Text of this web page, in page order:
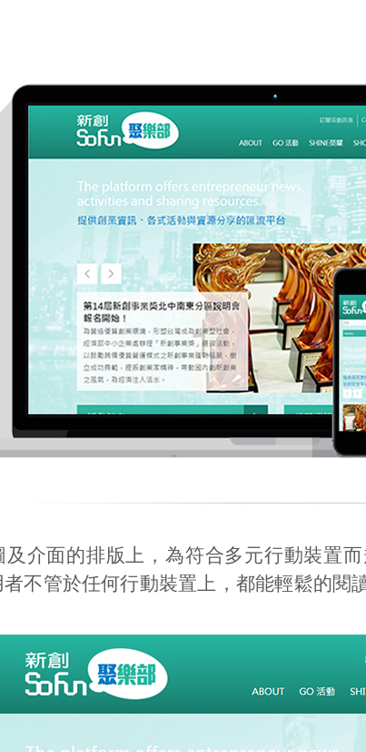
及介面的排版上，為符合多元行動裝置
不管於任何行動裝置上，都能輕鬆的閱